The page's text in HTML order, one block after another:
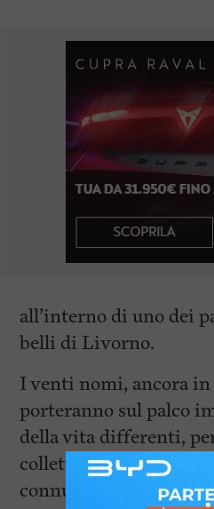
all’interno di uno dei
belli di Livorno.
I venti nomi, ancora
porteranno sul palco
della vita differenti,
collettivi rivolti a tutta
connubio di poesia e